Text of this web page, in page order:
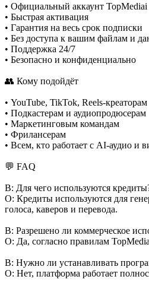
• Официальный аккаунт TopMediai
• Быстрая активация
• Гарантия на весь срок подписки
• Без доступа к вашим файлам и
• Поддержка 24/7
• Безопасно и конфиденциально
👥 Кому подойдёт
• YouTube, TikTok, Reels-креаторам
• Подкастерам и аудиопродюсерам
• Маркетинговым командам
• Фрилансерам
• Всем, кто работает с AI-аудио и
💬 FAQ
В: Для чего используются
О: Кредиты используются для
голоса, каверов и перевода.
В: Разрешено ли коммерческое
О: Да, согласно правилам
В: Нужно ли устанавливать
О: Нет, платформа работает